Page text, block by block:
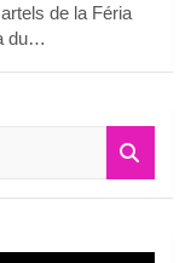
de la Féria
du…